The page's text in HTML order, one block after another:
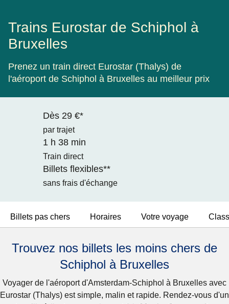
Trains Eurostar de Schiphol à
Bruxelles
Prenez un train direct Eurostar (Thalys) de
l'aéroport de Schiphol à Bruxelles au meilleur prix
Dès 29 €*
par trajet
1 h 38 min
Train direct
Billets flexibles**
sans frais d'échange
Billets pas chers Horaires Votre voyage
Trouvez nos billets les moins chers de
Schiphol à Bruxelles
Voyager de l'aéroport d'Amsterdam-Schiphol à Bruxelles avec
Eurostar (Thalys) est simple, malin et rapide. Rendez-vous d'un